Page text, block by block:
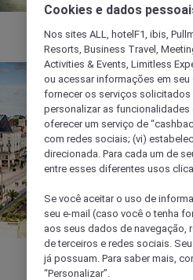
Cookies e dados
Nos sites ALL, hotelF1, ibis,
Resorts, Business Travel,
Activities & Events, Limitless
ou acessar informações em
fornecer os serviços solicitados
personalizar as
oferecer um serviço de
com redes sociais; (vi)
direcionada. Para cada um de
entre esses diferentes usos
Se você aceitar o uso de
seu e-mail (caso você o tenha
aos seus dados de navegação,
de terceiros e redes sociais.
já possuam. Para saber mais,
“Personalizar”.